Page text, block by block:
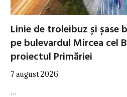
Linie de troleibuz și șase
pe bulevardul Mircea cel
proiectul Primăriei
7 august 2026
…